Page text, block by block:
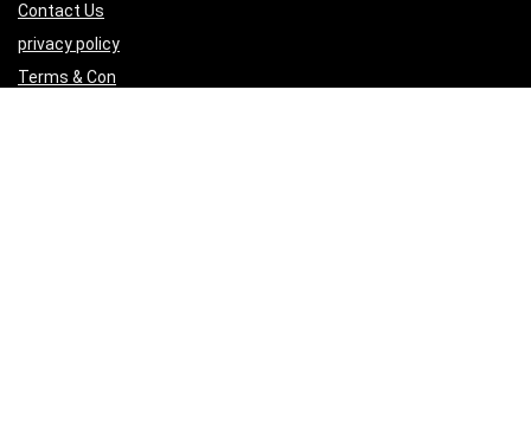
Contact Us
privacy policy
Terms & Con